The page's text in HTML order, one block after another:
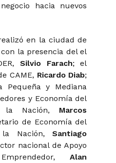
hacia nuevos
en la ciudad de
la presencia del el
Silvio Farach; el
CAME, Ricardo Diab;
Pequeña y Mediana
y Economía del
la Nación, Marcos
de Economía del
la Nación,Santiago
nacional de Apoyo
Alan